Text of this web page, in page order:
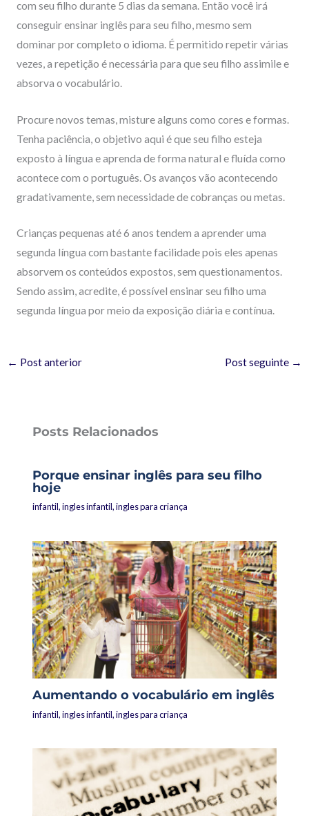
com seu filho durante 5 dias da semana. Então você irá
conseguir ensinar inglês para seu filho, mesmo sem
dominar por completo o idioma. É permitido repetir várias
vezes, a repetição é necessária para que seu filho assimile e
absorva o vocabulário.
Procure novos temas, misture alguns como cores e formas.
Tenha paciência, o objetivo aqui é que seu filho esteja
exposto à língua e aprenda de forma natural e fluída como
acontece com o português. Os avanços vão acontecendo
gradativamente, sem necessidade de cobranças ou metas.
Crianças pequenas até 6 anos tendem a aprender uma
segunda língua com bastante facilidade pois eles apenas
absorvem os conteúdos expostos, sem questionamentos.
Sendo assim, acredite, é possível ensinar seu filho uma
segunda língua por meio da exposição diária e contínua.
← Post anterior Post seguinte →
Posts Relacionados
Porque ensinar inglês para seu filho
hoje
infantil,ingles infantil,ingles para criança
Aumentando o vocabulário em inglês
infantil,ingles infantil,ingles para criança